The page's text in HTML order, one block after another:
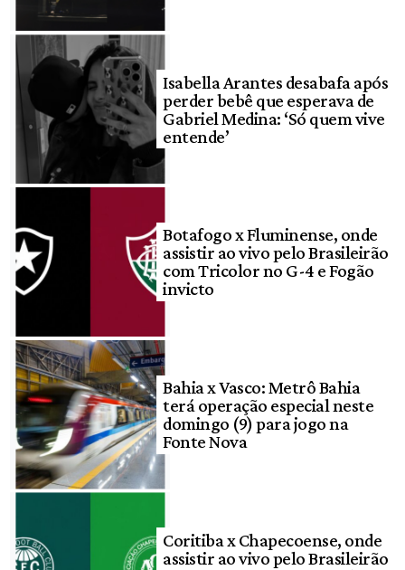
Isabella Arantes desabafa após
perder bebê que esperava de
Gabriel Medina: ‘Só quem vive
entende’
Botafogo x Fluminense, onde
assistir ao vivo pelo Brasileirão
com Tricolor no G-4 e Fogão
invicto
Bahia x Vasco: Metrô Bahia
terá operação especial neste
domingo (9) para jogo na
Fonte Nova
Coritiba x Chapecoense, onde
assistir ao vivo pelo Brasileirão